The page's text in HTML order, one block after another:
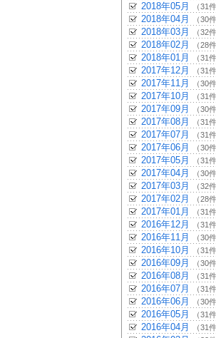
2018年05月 （31件
2018年04月 （30件
2018年03月 （32件
2018年02月 （28件
2018年01月 （31件
2017年12月 （31件
2017年11月 （30件
2017年10月 （31件
2017年09月 （30件
2017年08月 （31件
2017年07月 （31件
2017年06月 （30件
2017年05月 （31件
2017年04月 （30件
2017年03月 （32件
2017年02月 （28件
2017年01月 （31件
2016年12月 （31件
2016年11月 （30件
2016年10月 （31件
2016年09月 （30件
2016年08月 （31件
2016年07月 （31件
2016年06月 （30件
2016年05月 （31件
2016年04月 （31件